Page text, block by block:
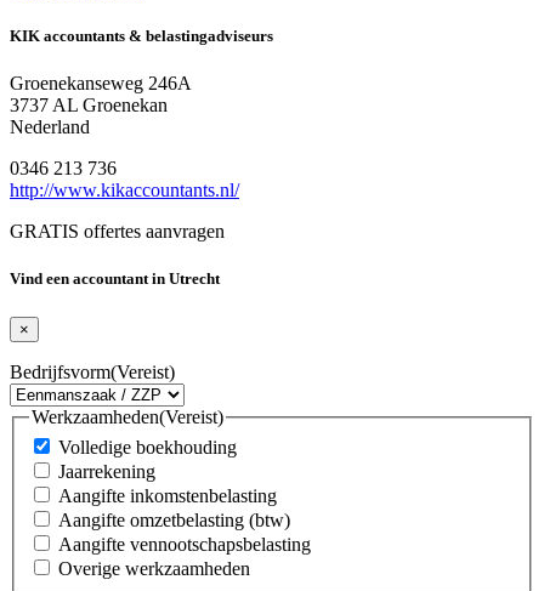
KIK accountants & belastingadviseurs
Groenekanseweg 246A
3737 AL Groenekan
Nederland
0346 213 736
http://www.kikaccountants.nl/
GRATIS offertes aanvragen
Vind een accountant in Utrecht
×
Bedrijfsvorm(Vereist)
Werkzaamheden(Vereist)
Volledige boekhouding
Jaarrekening
Aangifte inkomstenbelasting
Aangifte omzetbelasting (btw)
Aangifte vennootschapsbelasting
Overige werkzaamheden